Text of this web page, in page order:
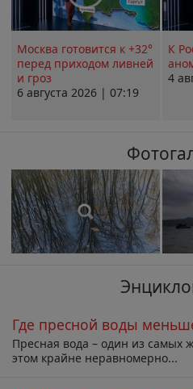
Москва готовится к +32°
перед приходом ливней
и гроз
6 августа 2026 | 07:19
К
4
Где пресной воды
Пресная вода – один из самых
этом крайне неравномерно...